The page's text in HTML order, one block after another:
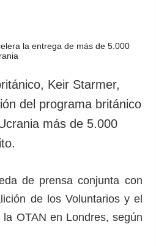
protección de
SERVICIOS
Suscripción
Keir Starmer,
del programa británico
más de 5.000
de prensa conjunta con
de los Voluntarios y el
OTAN en Londres, según